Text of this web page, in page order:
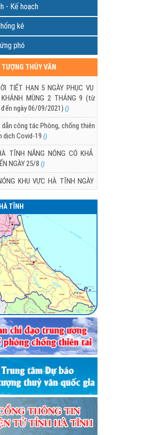
DỰ BÁO THỜI TIẾT KHU VỰC HÀ
PHỤC VỤ BẦU CỬ QUỐC HỘI VÀ
- 2031
11/03/2026 10:21:00
Trong các ngày 11 - 16/03/2026 khu vực Hà
không khí lạnh tăng cường yếu vào ngày 12 và
- Kế hoạch
kê
phó
TƯỢNG THỦY VĂN
TIẾT HẠN 5 NGÀY PHỤC VỤ
KHÁNH MÙNG 2 THÁNG 9 (từ
ngày 06/09/2021) ()
công tác Phòng, chống thiên
dịch Covid-19 ()
TĨNH NẮNG NÓNG CÓ KHẢ
NGÀY 25/8 ()
KHU VỰC HÀ TĨNH NGÀY
NÓNG Ở KHU VỰC HÀ TĨNH
TĨNH